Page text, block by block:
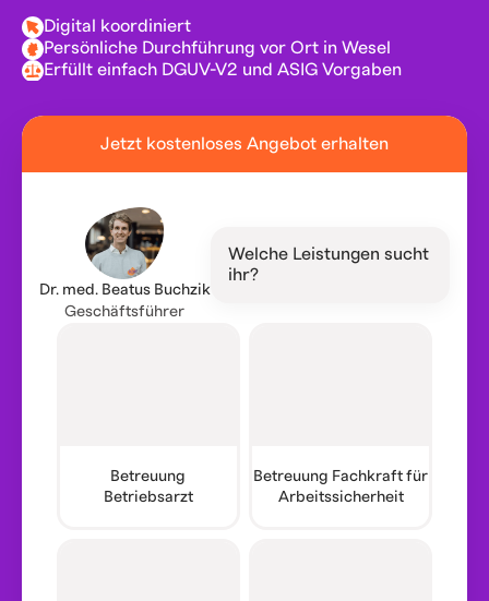
Digital koordiniert
Persönliche Durchführung vor Ort in Wesel
Erfüllt einfach DGUV-V2 und ASIG Vorgaben
Jetzt kostenloses Angebot erhalten
Dr. med. Beatus Buchzik
Geschäftsführer
Welche Leistungen sucht
ihr?
Betreuung
Betriebsarzt
Betreuung Fachkraft für
Arbeitssicherheit